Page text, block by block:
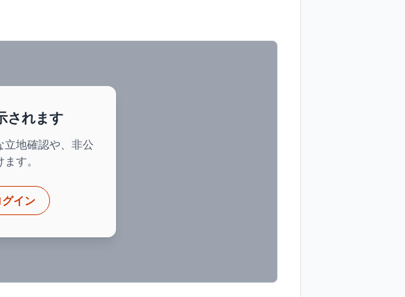
されます
地確認や、非公
す。
グイン